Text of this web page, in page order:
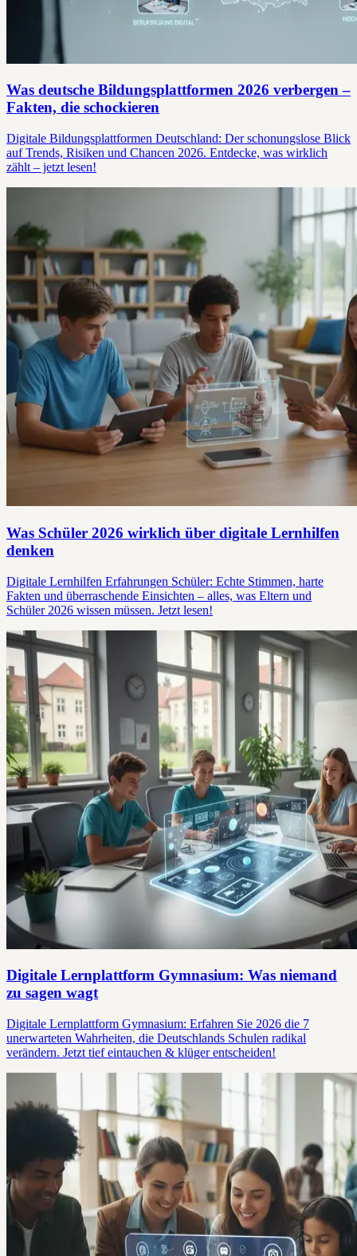
Was deutsche Bildungsplattformen 2026 verbergen –
Fakten, die schockieren
Digitale Bildungsplattformen Deutschland: Der schonungslose Blick
auf Trends, Risiken und Chancen 2026. Entdecke, was wirklich
zählt – jetzt lesen!
Was Schüler 2026 wirklich über digitale Lernhilfen
denken
Digitale Lernhilfen Erfahrungen Schüler: Echte Stimmen, harte
Fakten und überraschende Einsichten – alles, was Eltern und
Schüler 2026 wissen müssen. Jetzt lesen!
Digitale Lernplattform Gymnasium: Was niemand
zu sagen wagt
Digitale Lernplattform Gymnasium: Erfahren Sie 2026 die 7
unerwarteten Wahrheiten, die Deutschlands Schulen radikal
verändern. Jetzt tief eintauchen & klüger entscheiden!